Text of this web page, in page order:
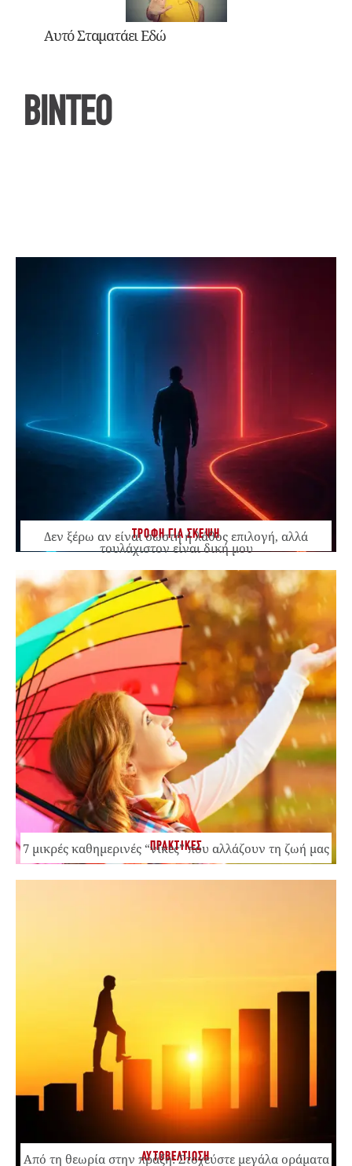
Αυτό Σταματάει Εδώ
ΒΙΝΤΕΟ
ΤΡΟΦΗ ΓΙΑ ΣΚΕΨΗ
Δεν ξέρω αν είναι σωστή ή λάθος επιλογή, αλλά
τουλάχιστον είναι δική μου
ΠΡΑΚΤΙΚΕΣ
7 μικρές καθημερινές “νίκες” που αλλάζουν τη ζωή μας
ΑΥΤΟΒΕΛΤΙΩΣΗ
Από τη θεωρία στην πράξη: Στοχεύστε μεγάλα οράματα